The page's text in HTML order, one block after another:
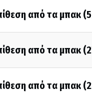
από τα μπακ
από τα μπακ
από τα μπακ